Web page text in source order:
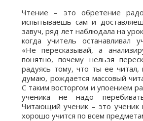
Чтение – это обретение
испытываешь сам и
завуч, ряд лет наблюдала на
когда учитель останавливал
«Не пересказывай, а
понятно, почему нельзя
радуясь тому, что ты ее читал,
думаю, рождается массовый
С таким восторгом и упоением
ученика не надо
Читающий ученик – это
хорошо учится по всем